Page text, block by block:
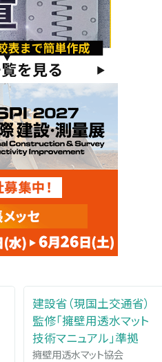
建設省（現国土交通省）
監修「擁壁用透水マット
技術マニュアル」準拠
擁壁用透水マット協会